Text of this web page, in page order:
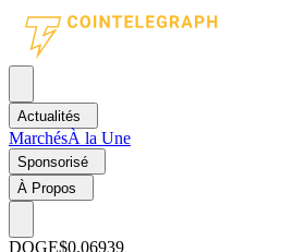
Actualités
MarchésÀ la Une
Sponsorisé
À Propos
DOGE$0.06939